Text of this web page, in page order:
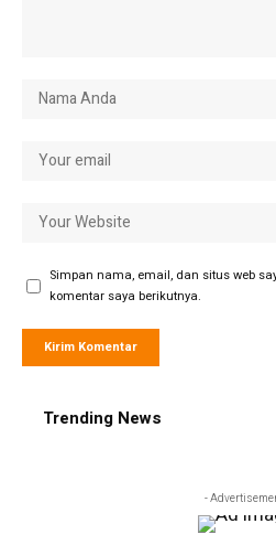
Simpan nama, email, dan situs web
komentar saya berikutnya.
Trending News
-